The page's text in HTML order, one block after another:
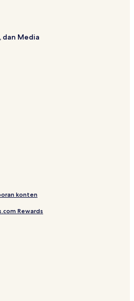
dan Media
konten
Rewards